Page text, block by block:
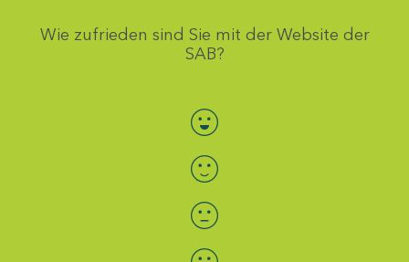
Wie zufrieden sind Sie mit der Website der
SAB?
Bewertung auswählen